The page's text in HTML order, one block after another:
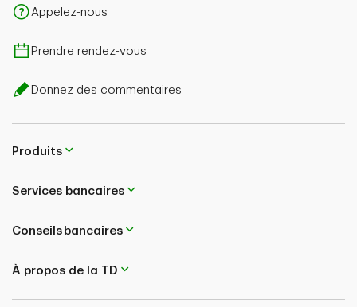
Appelez-nous
Prendre rendez-vous
Donnez des commentaires
Produits
Services bancaires
Conseils bancaires
À propos de la TD